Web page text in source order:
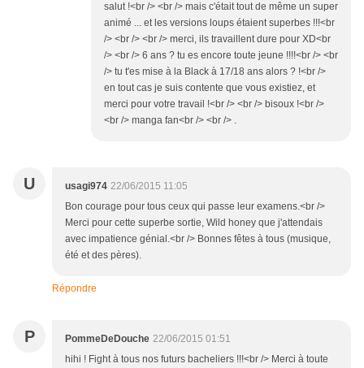
salut !<br /> <br /> mais c'était tout de même un super
animé ... et les versions loups étaient superbes !!!<br
/> <br /> <br /> merci, ils travaillent dure pour XD<br
/> <br /> 6 ans ? tu es encore toute jeune !!!!<br /> <br
/> tu t'es mise à la Black à 17/18 ans alors ? !<br />
en tout cas je suis contente que vous existiez, et
merci pour votre travail !<br /> <br /> bisoux !<br />
<br /> manga fan<br /> <br /> .
U usagi974 22/06/2015 11:05
Bon courage pour tous ceux qui passe leur examens.<br />
Merci pour cette superbe sortie, Wild honey que j'attendais
avec impatience génial.<br /> Bonnes fêtes à tous (musique,
été et des pères).
Répondre
P PommeDeDouche 22/06/2015 01:51
hihi ! Fight à tous nos futurs bacheliers !!!<br /> Merci à toute